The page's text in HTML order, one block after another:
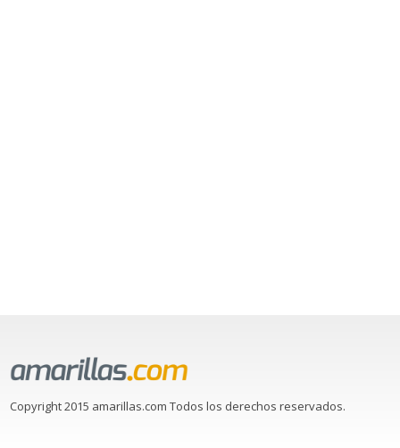
Copyright 2015 amarillas.com Todos los derechos reservados.